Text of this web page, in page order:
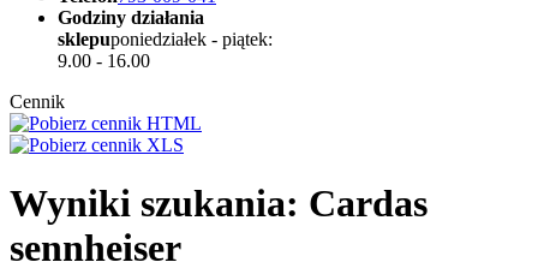
Godziny działania
sklepuponiedziałek - piątek:
9.00 - 16.00
Cennik
Wyniki szukania: Cardas
sennheiser